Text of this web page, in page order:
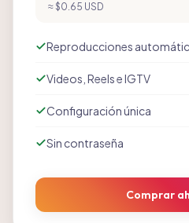
≈ $0.65 USD
Reproducciones
Videos, Reels e IGTV
Configuración única
Sin contraseña
Comprar